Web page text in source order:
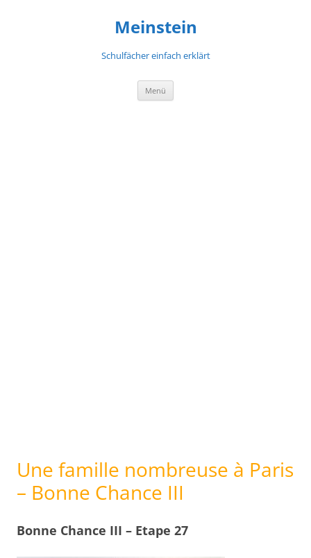
Meinstein
Schulfächer einfach erklärt
Menü
Une famille nombreuse à Paris
– Bonne Chance III
Bonne Chance III – Etape 27